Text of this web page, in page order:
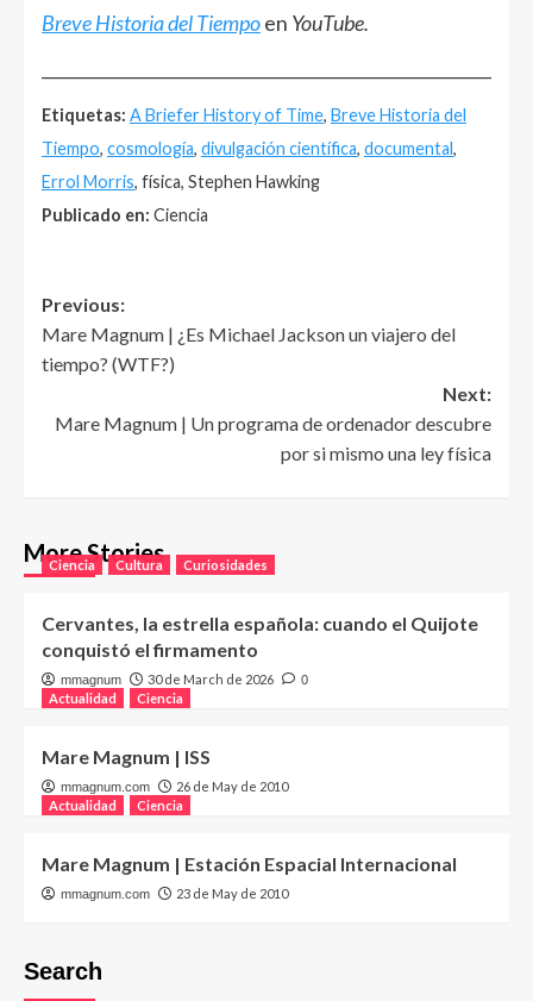
Breve Historia del Tiempoen YouTube.
Etiquetas: A Briefer History of Time, Breve Historia del
Tiempo, cosmología, divulgación científica, documental,
Errol Morris, física, Stephen Hawking
Publicado en: Ciencia
Post
navigation
Previous:
Mare Magnum | ¿Es Michael Jackson un viajero del
tiempo? (WTF?)
Next:
Mare Magnum | Un programa de ordenador descubre
por si mismo una ley física
More Stories
Ciencia Cultura Curiosidades
Cervantes, la estrella española: cuando el Quijote
conquistó el firmamento
mmagnum 30 de March de 2026 0
Actualidad Ciencia
Mare Magnum | ISS
mmagnum.com
26 de May de 2010
Actualidad
Ciencia
Mare Magnum | Estación Espacial Internacional
mmagnum.com 23 de May de 2010
Search